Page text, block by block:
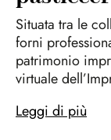
Situata tra le
forni
patrimonio
virtuale
Leggi di più